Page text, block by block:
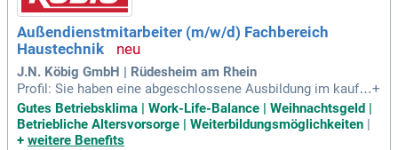
Außendienstmitarbeiter (m/w/d) Fachbereich
Haustechnik
J.N. Köbig GmbH | Rüdesheim am Rhein
Profil: Sie haben eine abgeschlossene Ausbildung im kaufm
ännischen Bereich zum Beispiel als Groß- und Außenhandel
skaufmann (m/w/d) oder in der SHK Branche zum Beispiel a
ls Anlagenmechaniker (m/w/d) zudem konnten Sie schon er
+
Gutes Betriebsklima | Work-Life-Balance | Weihnachtsgeld |
Betriebliche Altersvorsorge | Weiterbildungsmöglichkeiten
+ weitere Benefits